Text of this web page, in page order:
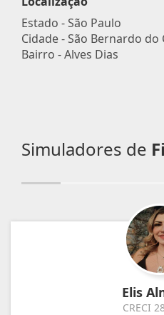
Estado -São Paulo
Cidade -São Bernardo do
Bairro -Alves Dias
Simuladores de
Elis
CRECI